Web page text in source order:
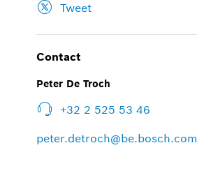
Tweet
Contact
Peter De Troch
+32 2 525 53 46
peter.detroch@be.bosch.com